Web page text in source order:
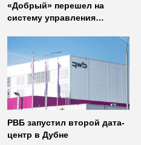
«Добрый» перешел на
систему управления
РВБ запустил второй дата-
центр в Дубне